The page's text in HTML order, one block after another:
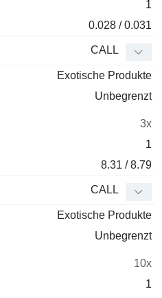
1
0.028 / 0.031
CALL
Exotische Produkte
Unbegrenzt
3x
1
8.31 / 8.79
CALL
Exotische Produkte
Unbegrenzt
10x
1